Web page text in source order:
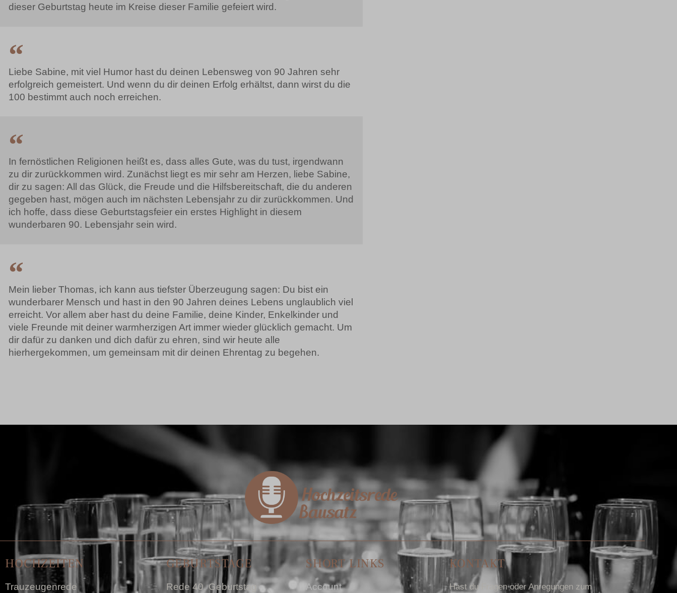
dieser Geburtstag heute im Kreise dieser Familie gefeiert wird.
Liebe Sabine, mit viel Humor hast du deinen Lebensweg von 90 Jahren sehr
erfolgreich gemeistert. Und wenn du dir deinen Erfolg erhältst, dann wirst du die
100 bestimmt auch noch erreichen.
In fernöstlichen Religionen heißt es, dass alles Gute, was du tust, irgendwann
zu dir zurückkommen wird. Zunächst liegt es mir sehr am Herzen, liebe Sabine,
dir zu sagen: All das Glück, die Freude und die Hilfsbereitschaft, die du anderen
gegeben hast, mögen auch im nächsten Lebensjahr zu dir zurückkommen. Und
ich hoffe, dass diese Geburtstagsfeier ein erstes Highlight in diesem
wunderbaren 90. Lebensjahr sein wird.
Mein lieber Thomas, ich kann aus tiefster Überzeugung sagen: Du bist ein
wunderbarer Mensch und hast in den 90 Jahren deines Lebens unglaublich viel
erreicht. Vor allem aber hast du deine Familie, deine Kinder, Enkelkinder und
viele Freunde mit deiner warmherzigen Art immer wieder glücklich gemacht. Um
dir dafür zu danken und dich dafür zu ehren, sind wir heute alle
hierhergekommen, um gemeinsam mit dir deinen Ehrentag zu begehen.
HOCHZEITEN
Trauzeugenrede
GEBURTSTAGE
Rede 40. Geburtstag
SHORT LINKS
Account
KONTAKT
Hast du Fragen oder Anregungen zum